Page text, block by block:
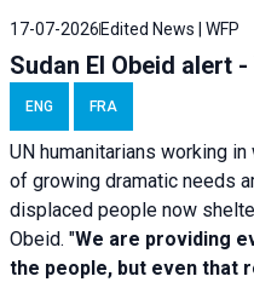
17-07-2026 Edited News | WFP
Sudan El Obeid alert -
ENG FRA
UN humanitarians working
of growing dramatic needs
displaced people now
Obeid. "We are providing
the people, but even that